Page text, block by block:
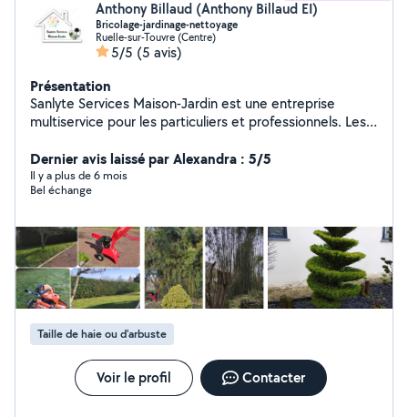
Anthony Billaud (Anthony Billaud EI)
Bricolage-jardinage-nettoyage
Ruelle-sur-Touvre (Centre)
5/5 (5 avis)
Présentation
Sanlyte Services Maison-Jardin est une entreprise
multiservice pour les particuliers et professionnels. Les
intérieur ou extérieur (travaux de finition, petites
réparations, aménagement intérieur, montage de
mobilier, pose de clôture, pose de terrasse bois sur
et jardins, tonte, taille de haies, débroussaillage, petit
élagage, évacuation des végétaux, arrosage des
jardins). Le nettoyage courant du bâtiment (nettoyage
toiture, façade, terrasse, dallage, panneaux solaire,
piscine, monuments funéraires)
Dernier avis laissé par Alexandra : 5/5
Il y a plus de 6 mois
Bel échange
Taille de haie ou d'arbuste
Voir le profil Contacter